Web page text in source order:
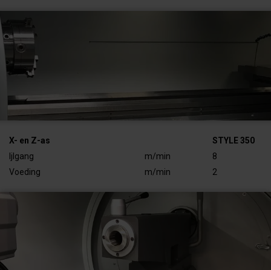
X- en Z-as
STYLE 350
Ijlgang
m/min
8
Voeding
m/min 2